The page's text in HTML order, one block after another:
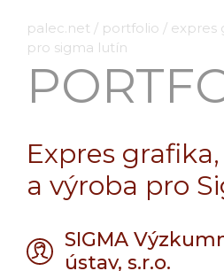
palec.net / portfolio / expres
pro sigma lutín
Expres
a výroba pro
SIGMA
ústav, s.r.o.